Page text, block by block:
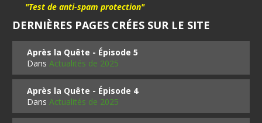
"Test de anti-spam protection"
DERNIÈRES PAGES CRÉES SUR LE SITE
Après la Quête - Épisode 5
DansActualités de 2025
Après la Quête - Épisode 4
DansActualités de 2025